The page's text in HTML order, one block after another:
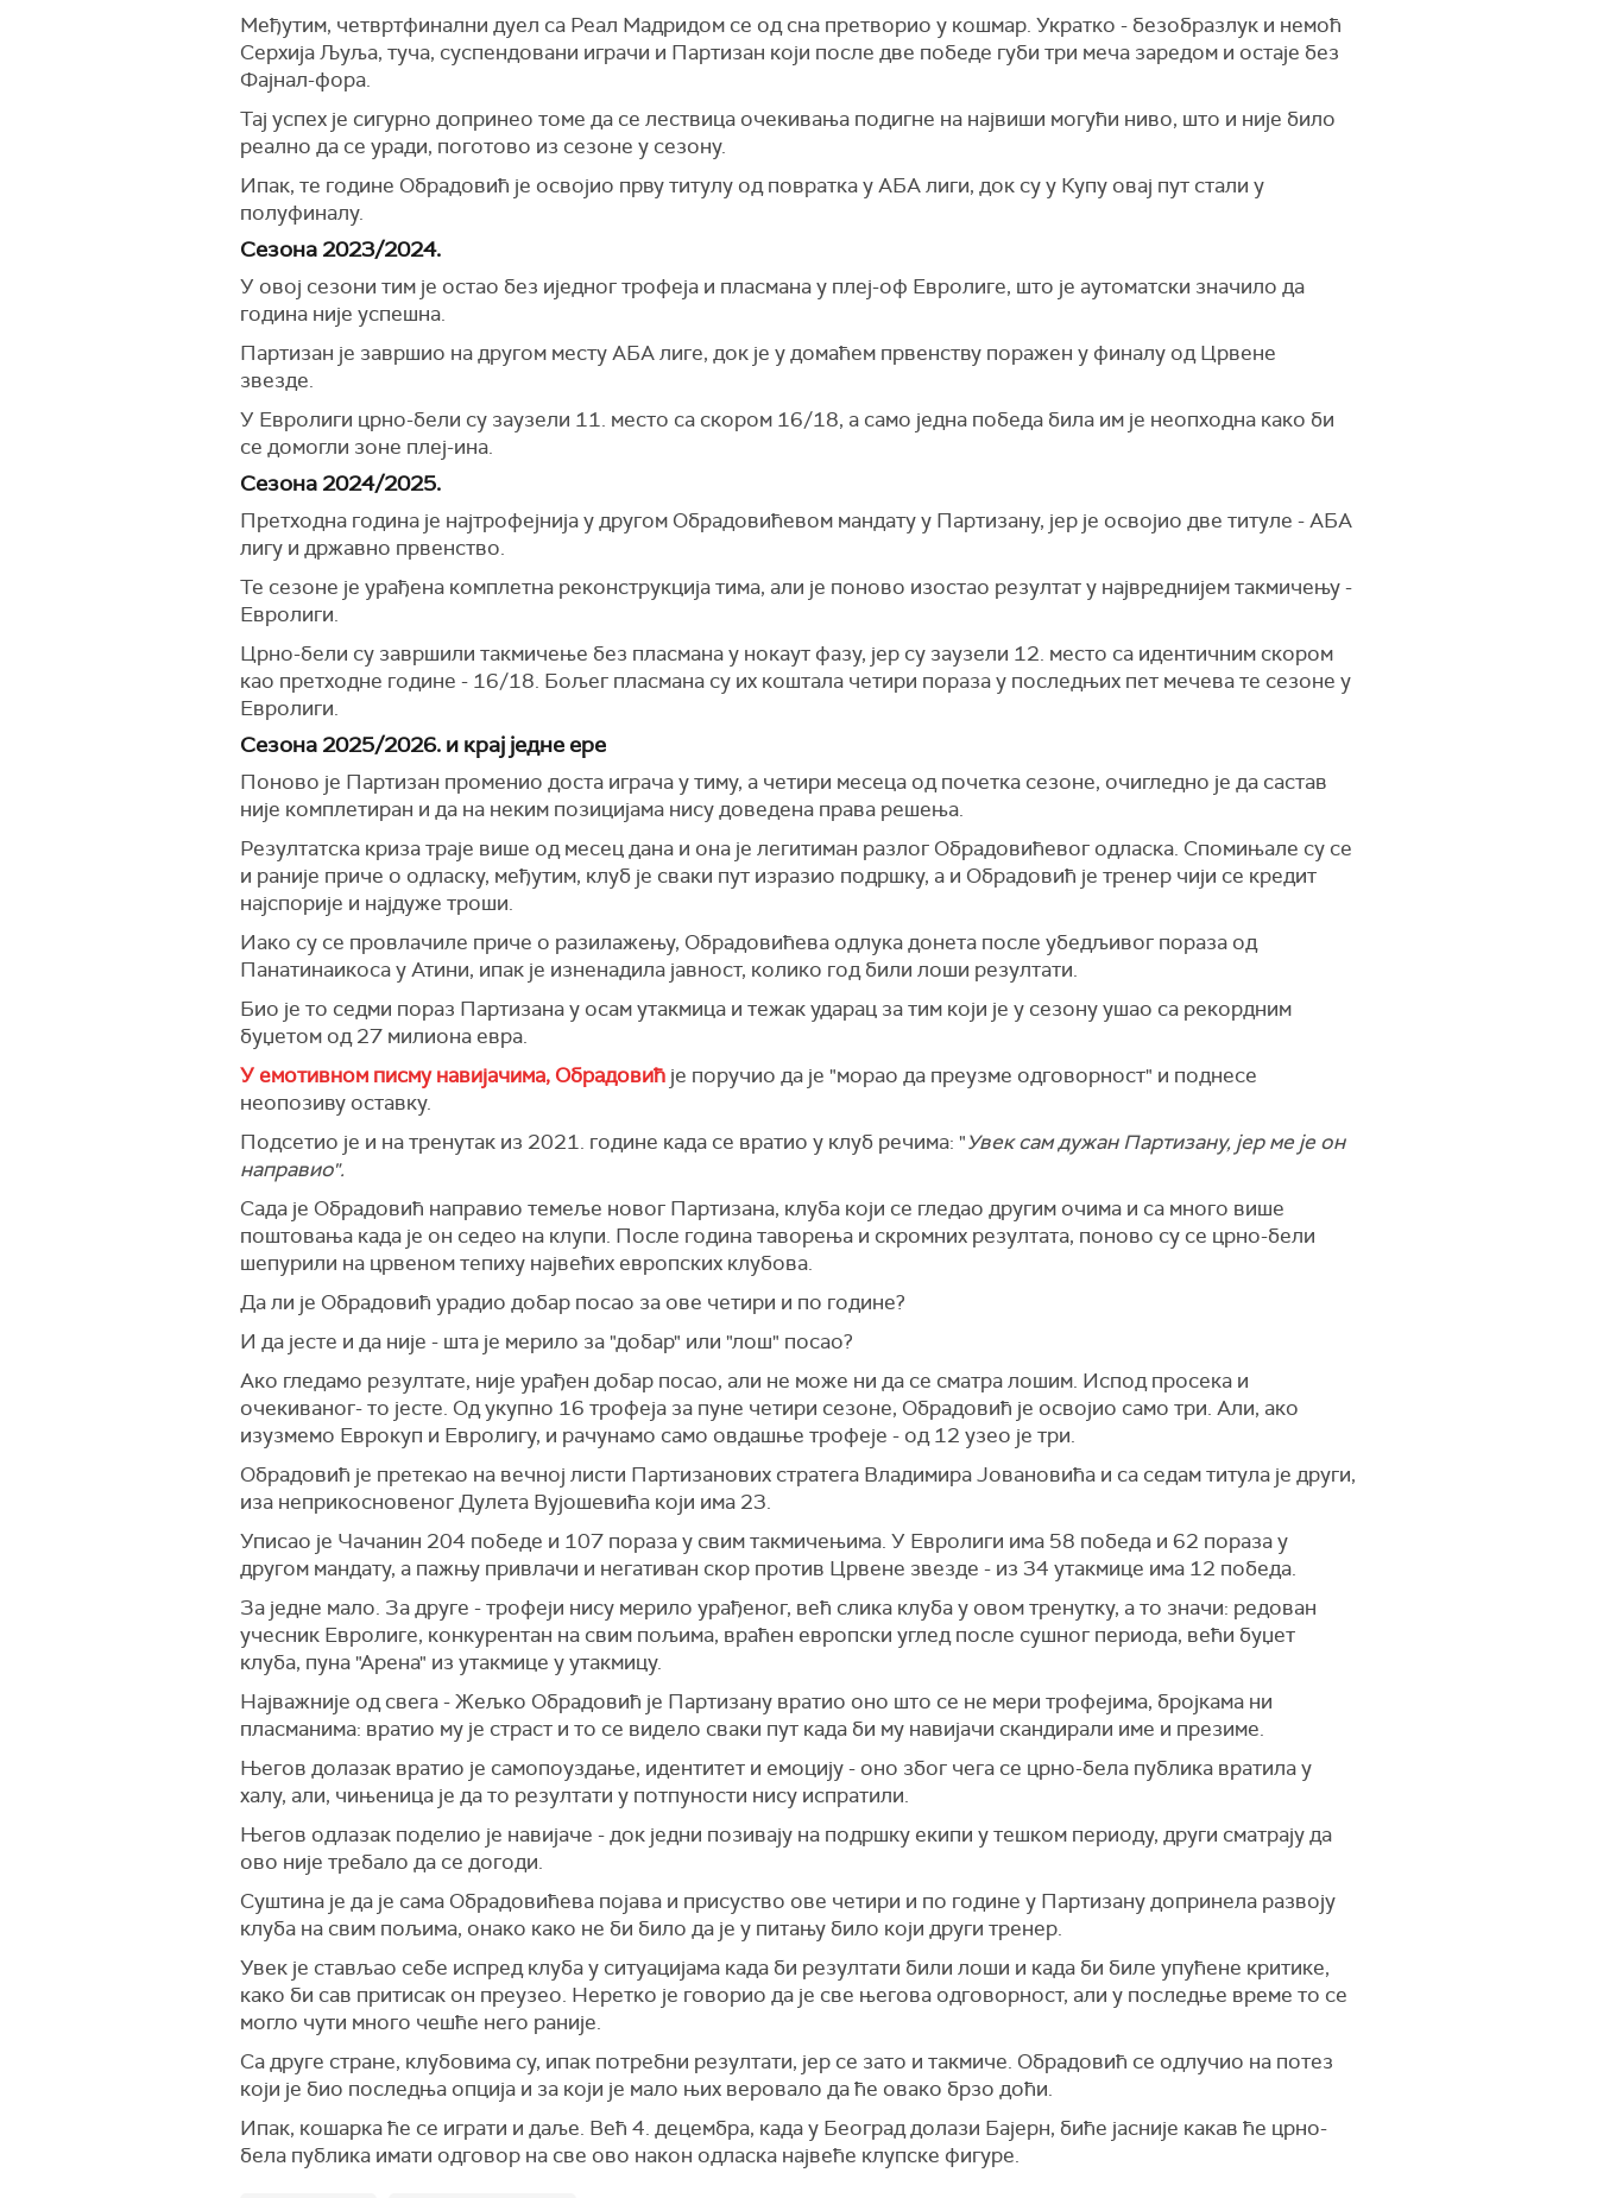
Међутим, четвртфинални дуел са Реал Мадридом се од сна претворио у кошмар. Укратко - безобразлук и немоћ
Серхија Љуља, туча, суспендовани играчи и Партизан који после две победе губи три меча заредом и остаје без
Фајнал-фора.
Тај успех је сигурно допринео томе да се лествица очекивања подигне на највиши могући ниво, што и није било
реално да се уради, поготово из сезоне у сезону.
Ипак, те године Обрадовић је освојио прву титулу од повратка у АБА лиги, док су у Купу овај пут стали у
полуфиналу.
Сезона 2023/2024.
У овој сезони тим је остао без иједног трофеја и пласмана у плеј-оф Евролиге, што је аутоматски значило да
година није успешна.
Партизан је завршио на другом месту АБА лиге, док је у домаћем првенству поражен у финалу од Црвене
звезде.
У Евролиги црно-бели су заузели 11. место са скором 16/18, а само једна победа била им је неопходна како би
се домогли зоне плеј-ина.
Сезона 2024/2025.
Претходна година је најтрофејнија у другом Обрадовићевом мандату у Партизану, јер је освојио две титуле - АБА
лигу и државно првенство.
Те сезоне је урађена комплетна реконструкција тима, али је поново изостао резултат у највреднијем такмичењу -
Евролиги.
Црно-бели су завршили такмичење без пласмана у нокаут фазу, јер су заузели 12. место са идентичним скором
као претходне године - 16/18. Бољег пласмана су их коштала четири пораза у последњих пет мечева те сезоне у
Евролиги.
Сезона 2025/2026. и крај једне ере
Поново је Партизан променио доста играча у тиму, а четири месеца од почетка сезоне, очигледно је да састав
није комплетиран и да на неким позицијама нису доведена права решења.
Резултатска криза траје више од месец дана и она је легитиман разлог Обрадовићевог одласка. Спомињале су се
и раније приче о одласку, међутим, клуб је сваки пут изразио подршку, а и Обрадовић је тренер чији се кредит
најспорије и најдуже троши.
Иако су се провлачиле приче о разилажењу, Обрадовићева одлука донета после убедљивог пораза од
Панатинаикоса у Атини, ипак је изненадила јавност, колико год били лоши резултати.
Био је то седми пораз Партизана у осам утакмица и тежак ударац за тим који је у сезону ушао са рекордним
буџетом од 27 милиона евра.
У емотивном писму навијачима, Обрадовић је поручио да је "морао да преузме одговорност" и поднесе
неопозиву оставку.
Подсетио је и на тренутак из 2021. године када се вратио у клуб речима: "Увек сам дужан Партизану, јер ме је он
направио".
Сада је Обрадовић направио темеље новог Партизана, клуба који се гледао другим очима и са много више
поштовања када је он седео на клупи. После година таворења и скромних резултата, поново су се црно-бели
шепурили на црвеном тепиху највећих европских клубова.
Да ли је Обрадовић урадио добар посао за ове четири и по године?
И да јесте и да није - шта је мерило за "добар" или "лош" посао?
Ако гледамо резултате, није урађен добар посао, али не може ни да се сматра лошим. Испод просека и
очекиваног- то јесте. Од укупно 16 трофеја за пуне четири сезоне, Обрадовић је освојио само три. Али, ако
изузмемо Еврокуп и Евролигу, и рачунамо само овдашње трофеје - од 12 узео је три.
Обрадовић је претекао на вечној листи Партизанових стратега Владимира Јовановића и са седам титула је други,
иза неприкосновеног Дулета Вујошевића који има 23.
Уписао је Чачанин 204 победе и 107 пораза у свим такмичењима. У Евролиги има 58 победа и 62 пораза у
другом мандату, а пажњу привлачи и негативан скор против Црвене звезде - из 34 утакмице има 12 победа.
За једне мало. За друге - трофеји нису мерило урађеног, већ слика клуба у овом тренутку, а то значи: редован
учесник Евролиге, конкурентан на свим пољима, враћен европски углед после сушног периода, већи буџет
клуба, пуна "Арена" из утакмице у утакмицу.
Најважније од свега - Жељко Обрадовић је Партизану вратио оно што се не мери трофејима, бројкама ни
пласманима: вратио му је страст и то се видело сваки пут када би му навијачи скандирали име и презиме.
Његов долазак вратио је самопоуздање, идентитет и емоцију - оно због чега се црно-бела публика вратила у
халу, али, чињеница је да то резултати у потпуности нису испратили.
Његов одлазак поделио је навијаче - док једни позивају на подршку екипи у тешком периоду, други сматрају да
ово није требало да се догоди.
Суштина је да је сама Обрадовићева појава и присуство ове четири и по године у Партизану допринела развоју
клуба на свим пољима, онако како не би било да је у питању било који други тренер.
Увек је стављао себе испред клуба у ситуацијама када би резултати били лоши и када би биле упућене критике,
како би сав притисак он преузео. Неретко је говорио да је све његова одговорност, али у последње време то се
могло чути много чешће него раније.
Са друге стране, клубовима су, ипак потребни резултати, јер се зато и такмиче. Обрадовић се одлучио на потез
који је био последња опција и за који је мало њих веровало да ће овако брзо доћи.
Ипак, кошарка ће се играти и даље. Већ 4. децембра, када у Београд долази Бајерн, биће јасније какав ће црно-
бела публика имати одговор на све ово након одласка највеће клупске фигуре.